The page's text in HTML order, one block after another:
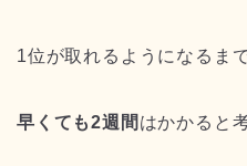
1位が取れるようになるま
早くても2週間 はかかると